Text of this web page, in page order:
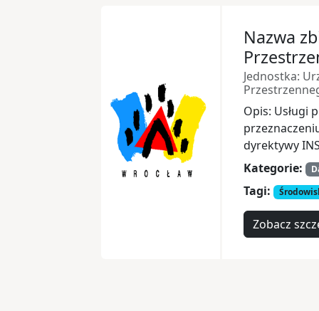
Nazwa
Jednostka:
Opis: Usługi
dyrektywy
Kategorie:
Tagi:
Zobacz